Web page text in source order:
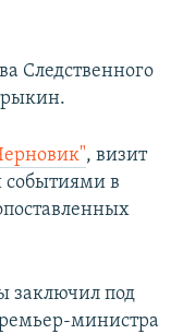
Следственного
, визит
событиями в
заключил под
министра